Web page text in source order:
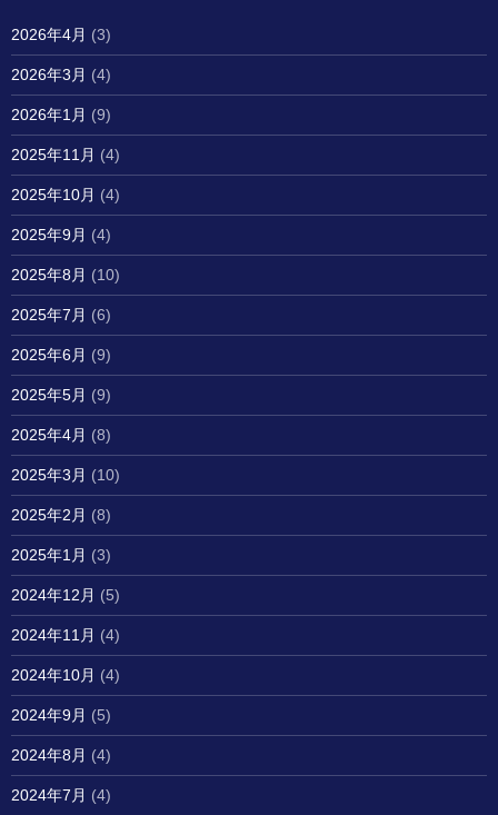
2026年4月 (3)
2026年3月 (4)
2026年1月 (9)
2025年11月 (4)
2025年10月 (4)
2025年9月 (4)
2025年8月 (10)
2025年7月 (6)
2025年6月 (9)
2025年5月 (9)
2025年4月 (8)
2025年3月 (10)
2025年2月 (8)
2025年1月 (3)
2024年12月 (5)
2024年11月 (4)
2024年10月 (4)
2024年9月 (5)
2024年8月 (4)
2024年7月 (4)